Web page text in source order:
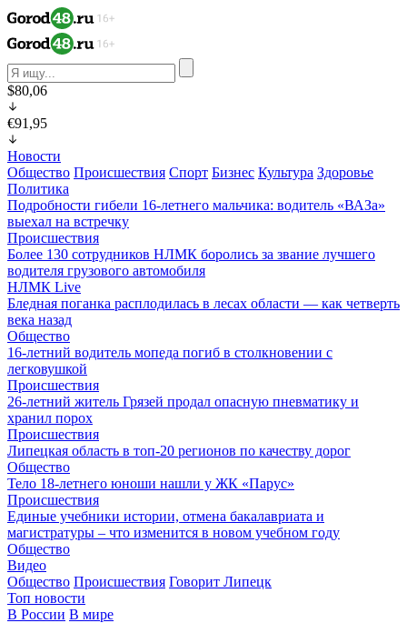
$80,06
€91,95
Новости
Общество Происшествия Спорт Бизнес Культура Здоровье
Политика
Подробности гибели 16-летнего мальчика: водитель «ВАЗа»
выехал на встречку
Происшествия
Более 130 сотрудников НЛМК боролись за звание лучшего
водителя грузового автомобиля
НЛМК Live
Бледная поганка расплодилась в лесах области — как четверть
века назад
Общество
16-летний водитель мопеда погиб в столкновении с
легковушкой
Происшествия
26-летний житель Грязей продал опасную пневматику и
хранил порох
Происшествия
Липецкая область в топ-20 регионов по качеству дорог
Общество
Тело 18-летнего юноши нашли у ЖК «Парус»
Происшествия
Единые учебники истории, отмена бакалавриата и
магистратуры – что изменится в новом учебном году
Общество
Видео
Общество Происшествия Говорит Липецк
Топ новости
В России В мире